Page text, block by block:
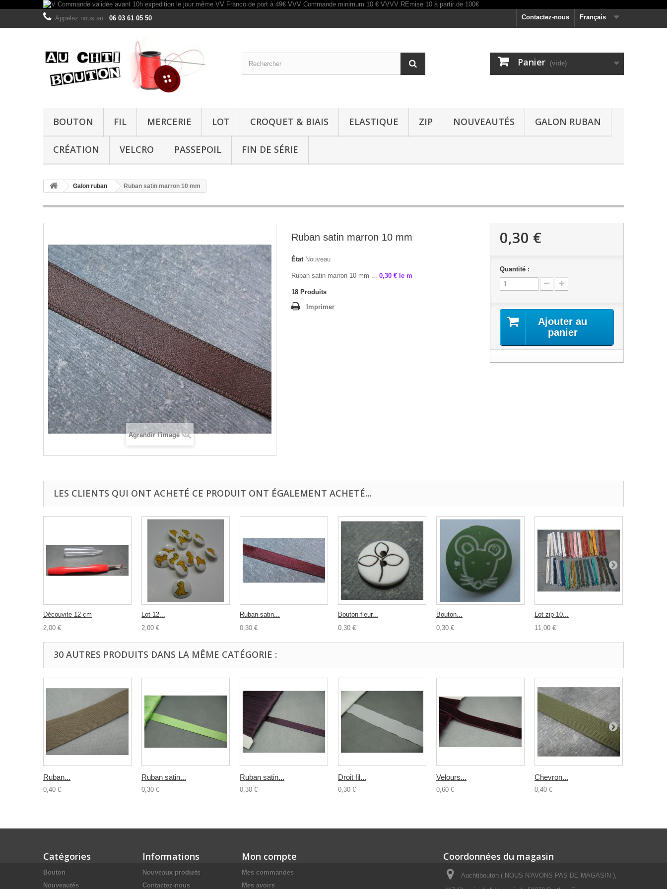
Français
Contactez-nous
Appelez nous au : 06 03 61 05 50
Panier (vide)
BOUTON FIL MERCERIE LOT CROQUET & BIAIS ELASTIQUE ZIP NOUVEAUTÉS GALON RUBAN
CRÉATION VELCRO PASSEPOIL FIN DE SÉRIE
Galon ruban Ruban satin marron 10 mm
Agrandir l'image
Ruban satin marron 10 mm
État Nouveau
Ruban satin marron 10 mm ... 0,30 € le m
18 Produits
Imprimer
0,30 €
Quantité :
Ajouter au
panier
LES CLIENTS QUI ONT ACHETÉ CE PRODUIT ONT ÉGALEMENT ACHETÉ...
Découvite 12 cm
2,00 €
Lot 12...
2,00 €
Ruban satin...
0,30 €
Bouton fleur...
0,30 €
Bouton...
0,30 €
Lot zip 10...
11,00 €
30 AUTRES PRODUITS DANS LA MÊME CATÉGORIE :
Ruban...
0,40 €
Ruban satin...
0,30 €
Ruban satin...
0,30 €
Droit fil...
0,30 €
Velours...
0,60 €
Chevron...
0,40 €
Catégories
Bouton
Nouveautés
Informations
Nouveaux produits
Contactez-nous
Mon compte
Mes commandes
Mes avoirs
Coordonnées du magasin
Auchtibouton ( NOUS N'AVONS PAS DE MAGASIN ),